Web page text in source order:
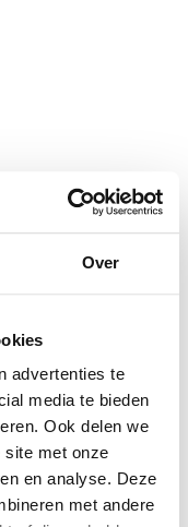
Over
advertenties te
media te bieden
Ook delen we
site met onze
en analyse. Deze
met andere
has occurred while
consolefor more